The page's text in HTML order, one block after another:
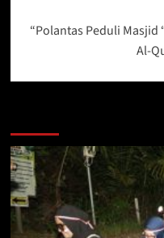
“Polantas Peduli Masjid
Al-